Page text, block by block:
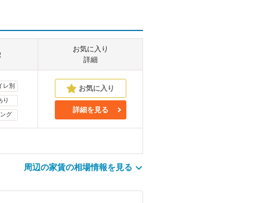
お気に入り
詳細
レ別
り
グ
詳細を見る
周辺の家賃の相場情報を見る